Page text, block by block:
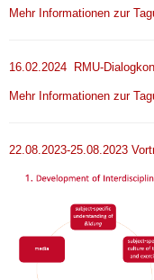
Mehr Informationen zur
16.02.2024 RMU-
Mehr Informationen zur
22.08.2023-25.08.2023